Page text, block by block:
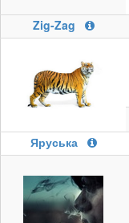
Zig-Zag
Яруська